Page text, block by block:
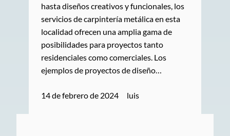
hasta diseños creativos y funcionales, los
servicios de carpintería metálica en esta
localidad ofrecen una amplia gama de
posibilidades para proyectos tanto
residenciales como comerciales. Los
ejemplos de proyectos de diseño…
14 de febrero de 2024 luis